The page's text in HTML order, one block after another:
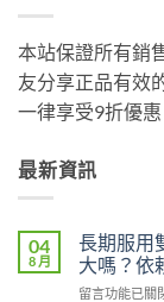
本站保證所有銷
友分享正品有效
一律享受9折優
最新資訊
04
8 月
長期服用
大嗎？依
在
留言功能已關